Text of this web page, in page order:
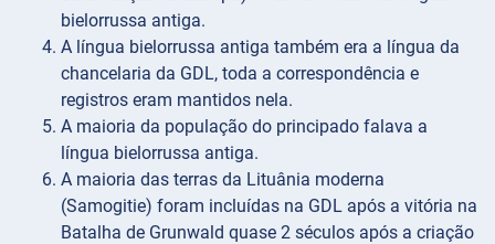
bielorrussa antiga.
A língua bielorrussa antiga também era a língua da
chancelaria da GDL, toda a correspondência e
registros eram mantidos nela.
A maioria da população do principado falava a
língua bielorrussa antiga.
A maioria das terras da Lituânia moderna
(Samogitie) foram incluídas na GDL após a vitória na
Batalha de Grunwald quase 2 séculos após a criação